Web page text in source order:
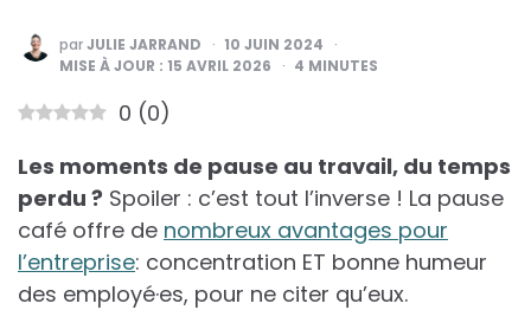
PUBLIÉ
PAR
parJULIE JARRAND
10 JUIN 2024
MISE À JOUR : 15 AVRIL 2026 4 MINUTES
0 (0)
Les moments de pause au travail, du temps
perdu ? Spoiler : c’est tout l’inverse ! La pause
café offre de nombreux avantages pour
l’entreprise: concentration ET bonne humeur
des employé·es, pour ne citer qu’eux.